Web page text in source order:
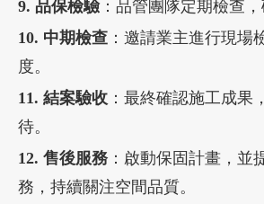
9. 品保檢驗：品管團隊定期檢查，
10. 中期檢查 ：邀請業主進行現場
度。
11. 結案驗收 ：最終確認施工成果
待。
12. 售後服務 ：啟動保固計畫，並
務，持續關注空間品質。